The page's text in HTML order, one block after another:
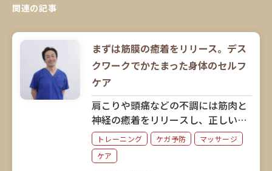
関連の記事
まずは筋膜の癒着をリリース。デス
クワークでかたまった身体のセルフ
ケア
トレーニング ケガ予防
マッサージ
ケア
肩こりや頭痛などの不調には筋肉と
神経の癒着をリリースし、正しい姿
勢と腹式呼吸を心掛けることが大切
だと語るのは、延べ10万人以上の身
体のお悩みに向き合ってきた丸の内